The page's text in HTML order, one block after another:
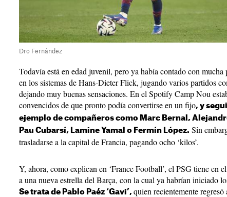
Dro Fernández
Todavía está en edad juvenil, pero ya había contado con mucha
en los sistemas de Hans-Dieter Flick, jugando varios partidos
dejando muy buenas sensaciones. En el Spotify Camp Nou
convencidos de que pronto podía convertirse en un fijo, y
ejemplo de compañeros como Marc Bernal,
Pau Cubarsí, Lamine Yamal o Fermín López. Sin
trasladarse a la capital de Francia, pagando ocho ‘kilos’.
Y, ahora, como explican en ‘France Football’, el PSG tiene en
a una nueva estrella del Barça, con la cual ya habrían iniciado
Se trata de Pablo Paéz ‘Gavi’, quien recientemente regresó